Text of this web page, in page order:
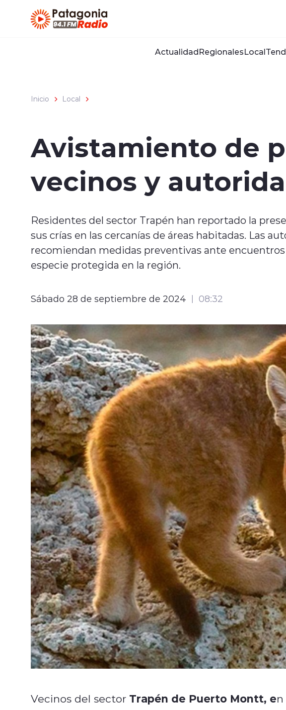
ActualidadRegionalesLocal
Inicio Local
Avistamiento de
vecinos y
Residentes del sector Trapén han reportado la
sus crías en las cercanías de áreas habitadas. Las
recomiendan medidas preventivas ante
especie protegida en la región.
Sábado 28 de septiembre de 2024 08:32
Vecinos del sector Trapén de Puerto Montt, e